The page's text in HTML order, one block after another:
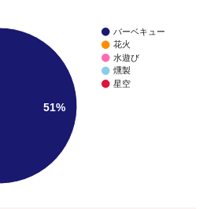
バーベキュー
花火
水遊び
燻製
星空
51%